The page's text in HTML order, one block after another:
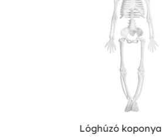
Lóghúzó koponya